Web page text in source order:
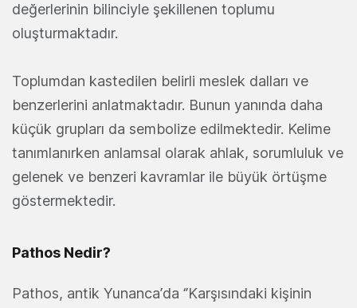
değerlerinin bilinciyle şekillenen toplumu
oluşturmaktadır.
Toplumdan kastedilen belirli meslek dalları ve
benzerlerini anlatmaktadır. Bunun yanında daha
küçük grupları da sembolize edilmektedir. Kelime
tanımlanırken anlamsal olarak ahlak, sorumluluk ve
gelenek ve benzeri kavramlar ile büyük örtüşme
göstermektedir.
Pathos Nedir?
Pathos, antik Yunanca’da ‘’Karşısındaki kişinin